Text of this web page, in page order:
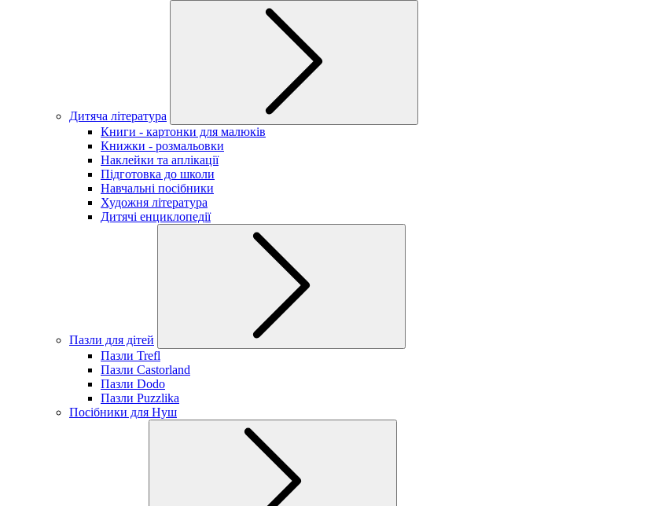
Дитяча література
Книги - картонки для малюків
Книжки - розмальовки
Наклейки та аплікації
Підготовка до школи
Навчальні посібники
Художня література
Дитячі енциклопедії
Пазли для дітей
Пазли Trefl
Пазли Castorland
Пазли Dodo
Пазли Puzzlika
Посібники для Нуш